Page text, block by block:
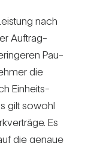
nach
Auf­trag­
Pau­
die
Ein­heits­
gilt sowohl
Es
die genaue